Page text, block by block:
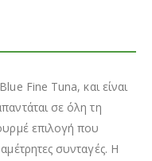
Fine Tuna, και είναι
σε όλη τη
επιλογή που
συνταγές. Η